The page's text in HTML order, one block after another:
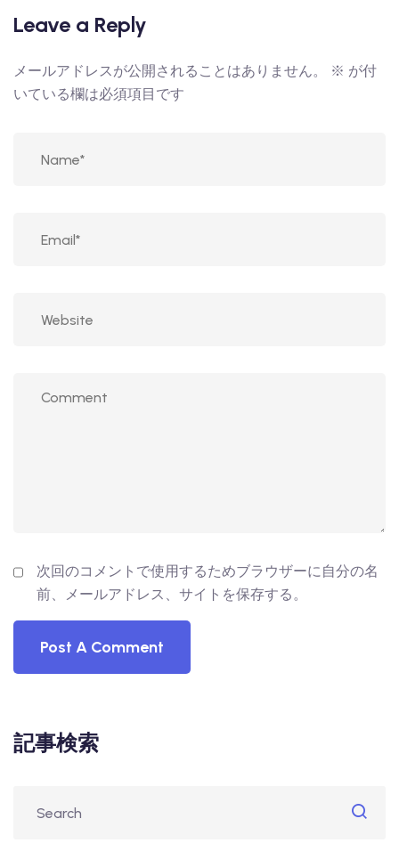
Leave a Reply
メールアドレスが公開されることはありません。 ※ が付
いている欄は必須項目です
次回のコメントで使用するためブラウザーに自分の名
前、メールアドレス、サイトを保存する。
記事検索